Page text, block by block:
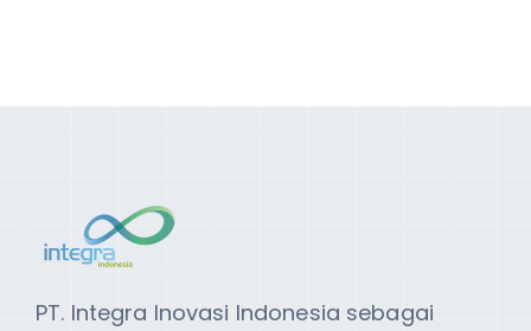
PT. Integra Inovasi Indonesia sebagai